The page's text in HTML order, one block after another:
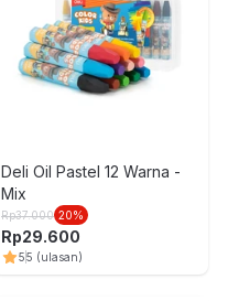
Deli Oil Pastel 12 Warna -
Mix
Rp37.000 20%
Rp29.600
55 (ulasan)